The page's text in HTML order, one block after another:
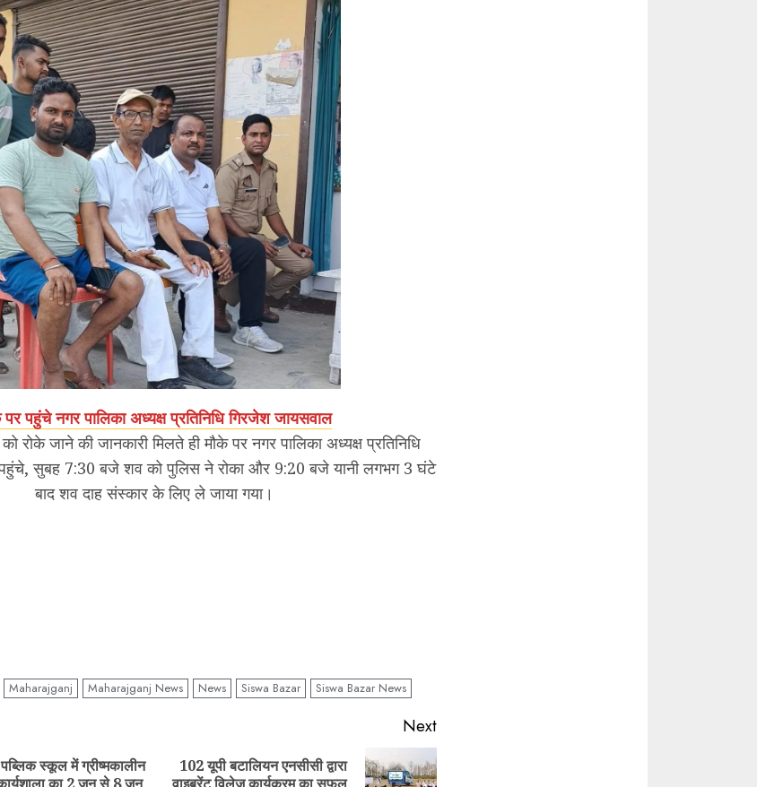
पर पहुंचे नगर पालिका अध्यक्ष प्रतिनिधि गिरजेश जायसवाल
रोके जाने की जानकारी मिलते ही मौके पर नगर पालिका अध्यक्ष प्रतिनिधि
सुबह 7:30 बजे शव को पुलिस ने रोका और 9:20 बजे यानी लगभग 3 घंटे
बाद शव दाह संस्कार के लिए ले जाया गया।
Maharajganj Maharajganj News News Siswa Bazar Siswa Bazar News
Previous
पब्लिक स्कूल में ग्रीष्मकालीन
Next
Next
102 यूपी बटालियन एनसीसी द्वारा